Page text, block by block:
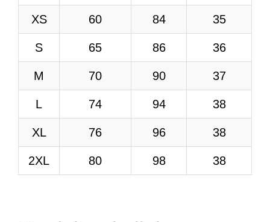
XS 60 84 35
S 65 86 36
M 70 90 37
L 74 94 38
XL 76 96 38
2XL 80 98 38